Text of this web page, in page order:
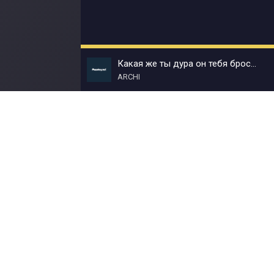
Какая же ты дура он тебя бросит (Remix)
ARCHI